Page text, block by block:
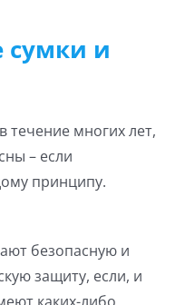
сумки и
течение многих лет,
– если
принципу.
безопасную и
защиту, если, и